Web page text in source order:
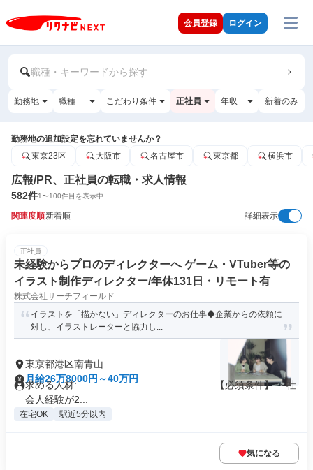
会員登録 ログイン
職種・キーワードから探す
勤務地 職種 こだわり条件 正社員 年収 新着のみ
勤務地の追加設定を忘れていませんか？
東京23区
大阪市 名古屋市 東京都 横浜市
広報/PR、正社員の転職・求人情報
582件1〜100件目を表示中
関連度順新着順 詳細表示
正社員
未経験からプロのディレクターへ ゲーム・VTuber等の
イラスト制作ディレクター/年休131日・リモート有
株式会社サーチフィールド
イラストを「描かない」ディレクターのお仕事◆企業からの依頼に
対し、イラストレーターと協力し...
東京都港区南青山
月給26万8000円～40万円
求める人材: ─────────────────── 【必須条件】 ・社
会人経験が2...
在宅OK 駅近5分以内
気になる